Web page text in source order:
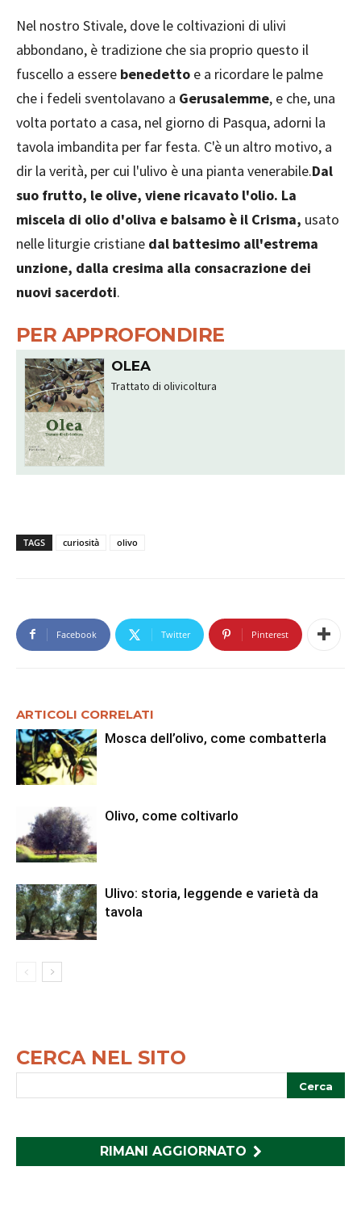
Nel nostro Stivale, dove le coltivazioni di ulivi
abbondano, è tradizione che sia proprio questo il
fuscello a essere benedetto e a ricordare le palme
che i fedeli sventolavano a Gerusalemme, e che, una
volta portato a casa, nel giorno di Pasqua, adorni la
tavola imbandita per far festa. C'è un altro motivo, a
dir la verità, per cui l'ulivo è una pianta venerabile.Dal
suo frutto, le olive, viene ricavato l'olio. La
miscela di olio d'oliva e balsamo è il Crisma, usato
nelle liturgie cristiane dal battesimo all'estrema
unzione, dalla cresima alla consacrazione dei
nuovi sacerdoti.
PER APPROFONDIRE
OLEA
Trattato di olivicoltura
TAGS curiosità olivo
Facebook Twitter Pinterest
ARTICOLI CORRELATI
Mosca dell’olivo, come combatterla
Olivo, come coltivarlo
Ulivo: storia, leggende e varietà da
tavola
CERCA NEL SITO
RIMANI AGGIORNATO